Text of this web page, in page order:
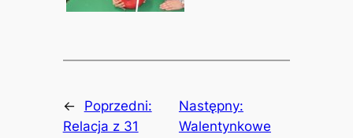
←
Poprzedni:
Relacja z 31
Następny:
Walentynkowe